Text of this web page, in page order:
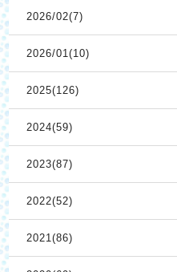
2026/02(7)
2026/01(10)
2025(126)
2024(59)
2023(87)
2022(52)
2021(86)